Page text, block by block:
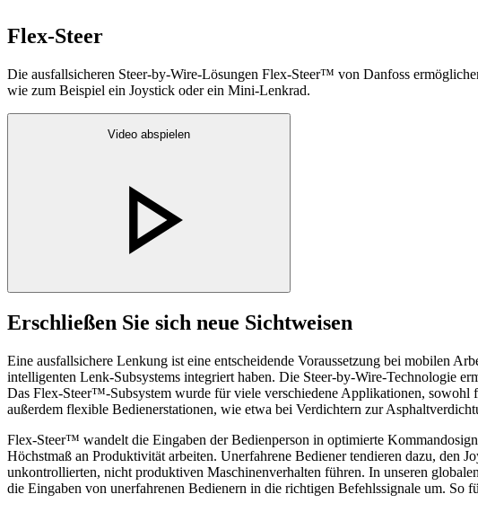
Flex-Steer
Die ausfallsicheren Steer-by-Wire-Lösungen Flex-Steer™ von Danfoss
wie zum Beispiel ein Joystick oder ein Mini-Lenkrad.
Video abspielen
Erschließen Sie sich neue Sichtweisen
Eine ausfallsichere Lenkung ist eine entscheidende Voraussetzung bei mobilen
intelligenten Lenk-Subsystems integriert haben. Die Steer-by-Wire-Technologie
Das Flex-Steer™-Subsystem wurde für viele verschiedene Applikationen,
außerdem flexible Bedienerstationen, wie etwa bei Verdichtern zur
Flex-Steer™ wandelt die Eingaben der Bedienperson in optimierte
Höchstmaß an Produktivität arbeiten. Unerfahrene Bediener tendieren dazu, den
unkontrollierten, nicht produktiven Maschinenverhalten führen. In unseren
die Eingaben von unerfahrenen Bedienern in die richtigen Befehlssignale um. So